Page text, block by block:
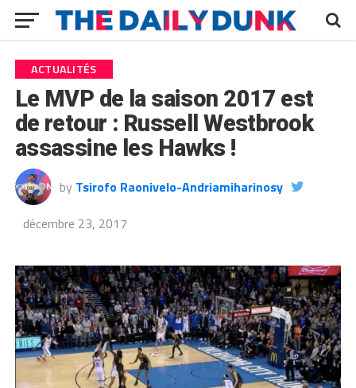
ACTUALITÉS
Le MVP de la saison 2017 est
de retour : Russell Westbrook
assassine les Hawks !
by Tsirofo Raonivelo-Andriamiharinosy
décembre 23, 2017